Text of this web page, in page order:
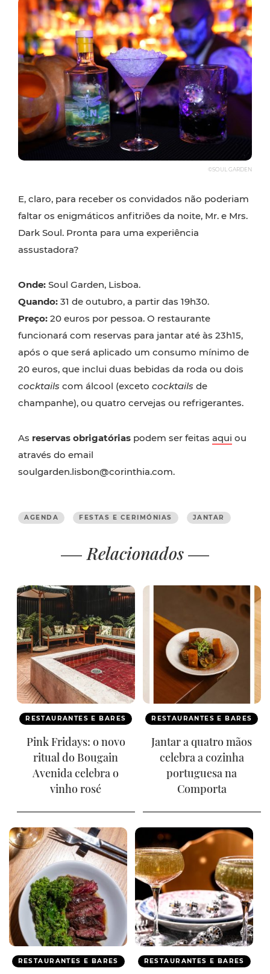
©SOUL GARDEN
E, claro, para receber os convidados não poderiam
faltar os enigmáticos anfitriões da noite, Mr. e Mrs.
Dark Soul. Pronta para uma experiência
assustadora?
Onde: Soul Garden, Lisboa.
Quando: 31 de outubro, a partir das 19h30.
Preço: 20 euros por pessoa. O restaurante
funcionará com reservas para jantar até às 23h15,
após o que será aplicado um consumo mínimo de
20 euros, que inclui duas bebidas da roda ou dois
cocktails com álcool (exceto cocktails de
champanhe), ou quatro cervejas ou refrigerantes.
As reservas obrigatórias podem ser feitas aqui ou
através do email
soulgarden.lisbon@corinthia.com.
AGENDA FESTAS E CERIMÓNIAS JANTAR
Relacionados
RESTAURANTES E BARES
Pink Fridays: o novo
ritual do Bougain
Avenida celebra o
vinho rosé
RESTAURANTES E BARES
Jantar a quatro mãos
celebra a cozinha
portuguesa na
Comporta
RESTAURANTES E BARES RESTAURANTES E BARES